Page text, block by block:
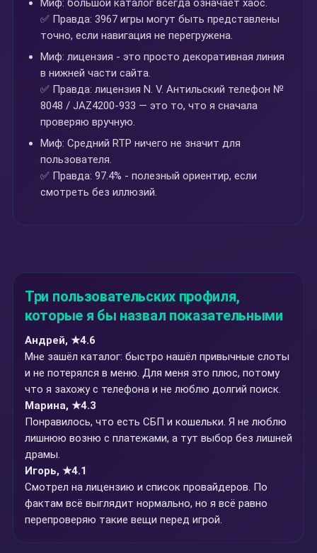
Миф: большой каталог всегда означает хаос.
✅ Правда: 3967 игры могут быть представлены
точно, если навигация не перегружена.
Миф: лицензия - это просто декоративная линия
в нижней части сайта.
✅ Правда: лицензия N. V. Антильский телефон №
8048 / JAZ4200-933 — это то, что я сначала
проверяю вручную.
Миф: Средний RTP ничего не значит для
пользователя.
✅ Правда: 97.4% - полезный ориентир, если
смотреть без иллюзий.
Три пользовательских профиля,
которые я бы назвал показательными
Андрей, ★4.6
Мне зашёл каталог: быстро нашёл привычные слоты
и не потерялся в меню. Для меня это плюс, потому
что я захожу с телефона и не люблю долгий поиск.
Марина, ★4.3
Понравилось, что есть СБП и кошельки. Я не люблю
лишнюю возню с платежами, а тут выбор без лишней
драмы.
Игорь, ★4.1
Смотрел на лицензию и список провайдеров. По
фактам всё выглядит нормально, но я всё равно
перепроверяю такие вещи перед игрой.